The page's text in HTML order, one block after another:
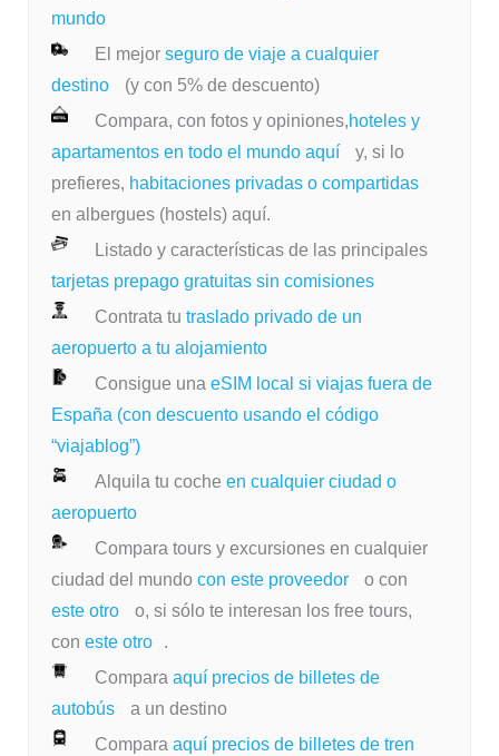
mundo
El mejor seguro de viaje a cualquier
destino
(y con 5% de descuento)
Compara, con fotos y opiniones,hoteles y
apartamentos en todo el mundo aquí
y, si lo
prefieres, habitaciones privadas o compartidas
en albergues (hostels) aquí.
Listado y características de las principales
tarjetas prepago gratuitas sin comisiones
Contrata tu traslado privado de un
aeropuerto a tu alojamiento
Consigue una eSIM local si viajas fuera de
España (con descuento usando el código
“viajablog”)
Alquila tu coche en cualquier ciudad o
aeropuerto
Compara tours y excursiones en cualquier
ciudad del mundo con este proveedor
o con
este otro
o, si sólo te interesan los free tours,
con este otro
.
Compara aquí precios de billetes de
autobús
a un destino
Compara aquí precios de billetes de tren